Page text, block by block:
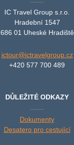
IC Travel Group s.r.o.
Hradební 1547
686 01 Uheské Hradiště
ictour@ictravelgroup.cz
+420 577 700 489
DŮLEŽITÉ ODKAZY
Dokumenty
Desatero pro cestující